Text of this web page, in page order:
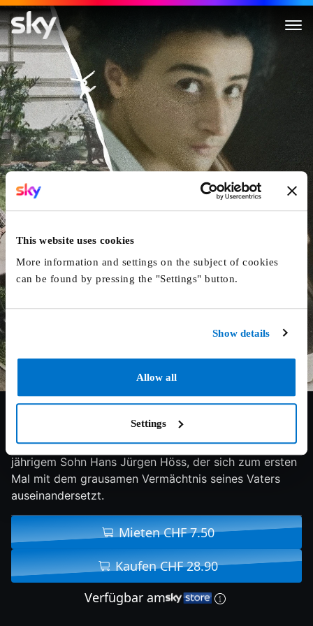
This website uses cookies
More information and settings on the subject of cookies
can be found by pressing the "Settings" button.
Show details
Allow all
Settings
Der Schatten des
8.3/10 2024 98 min Doku
Der Film erzählt die Geschichte von Rudolf Höss’ 87-
jährigem Sohn Hans Jürgen Höss, der sich zum ersten
Mal mit dem grausamen Vermächtnis seines Vaters
auseinandersetzt.
Mieten CHF 7.50
Kaufen CHF 28.90
Verfügbar am